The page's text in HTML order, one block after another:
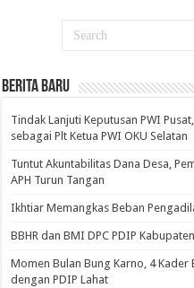
BERITA BARU
Tindak Lanjuti Keputusan PWI
sebagai Plt Ketua PWI OKU Selatan
Tuntut Akuntabilitas Dana Desa,
APH Turun Tangan
Ikhtiar Memangkas Beban
BBHR dan BMI DPC PDIP
Momen Bulan Bung Karno, 4
dengan PDIP Lahat